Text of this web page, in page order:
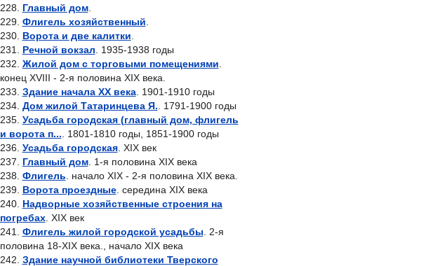
Главный дом.
Флигель хозяйственный
Ворота и две калитки
Речной вокзал . 1935-1938 годы
Жилой дом с торговыми помещениями
конец XVIII - 2-я половина XIX века.
Здание начала XX века. 1901-1910 годы
Дом жилой Татаринцева Я. . 1791-1900 годы
Усадьба городская (главный дом, флигель
и ворота п... . 1801-1810 годы, 1851-1900 годы
Усадьба городская. XIX век
Главный дом. 1-я половина XIX века
Флигель . начало XIX - 2-я половина XIX века.
Ворота проездные. середина XIX века
Надворные хозяйственные строения на
погребах. XIX век
Флигель жилой городской усадьбы . 2-я
половина 18-XIX века., начало XIX века
Здание научной библиотеки Тверского